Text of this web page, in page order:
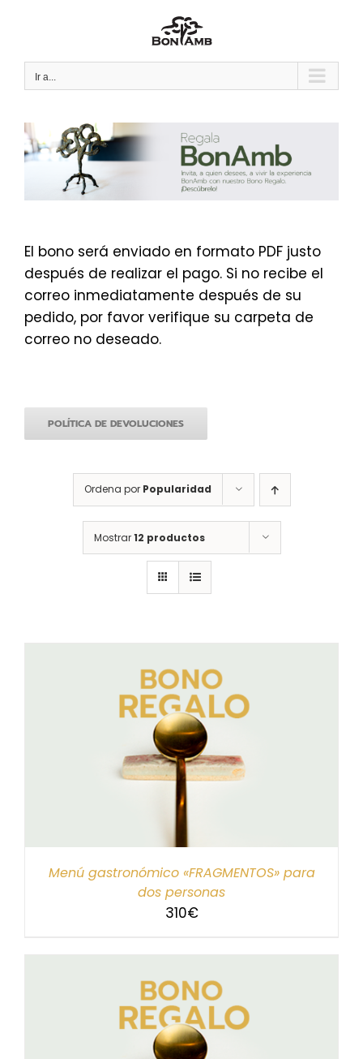
Ir a...
El bono será enviado en formato PDF justo
después de realizar el pago. Si no recibe el
correo inmediatamente después de su
pedido, por favor verifique su carpeta de
correo no deseado.
POLÍTICA DE DEVOLUCIONES
Ordena por Popularidad
Mostrar12 productos
Menú gastronómico «FRAGMENTOS» para
dos personas
310€